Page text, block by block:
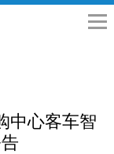
中心客车智